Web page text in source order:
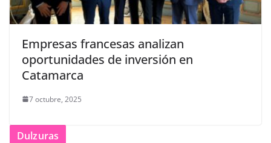
Empresas francesas analizan
oportunidades de inversión en
Catamarca
7 octubre, 2025
Dulzuras